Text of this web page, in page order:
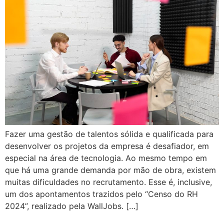
Fazer uma gestão de talentos sólida e qualificada para
desenvolver os projetos da empresa é desafiador, em
especial na área de tecnologia. Ao mesmo tempo em
que há uma grande demanda por mão de obra, existem
muitas dificuldades no recrutamento. Esse é, inclusive,
um dos apontamentos trazidos pelo “Censo do RH
2024”, realizado pela WallJobs. […]